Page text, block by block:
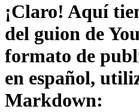
¡Claro! Aquí
del guion de
formato de
en español,
Markdown: